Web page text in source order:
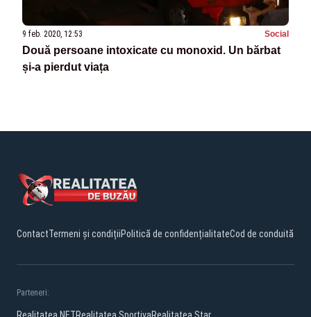
9 feb. 2020, 12:53 Social
Două persoane intoxicate cu monoxid. Un bărbat
și-a pierdut viața
ContactTermeni și condițiiPolitică de confidențialitateCod de conduită
Parteneri: